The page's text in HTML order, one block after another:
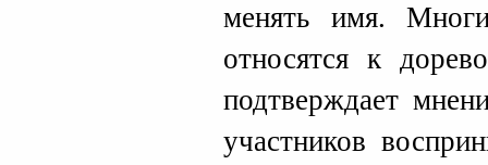
менять имя.
относятся к
подтверждает
участников